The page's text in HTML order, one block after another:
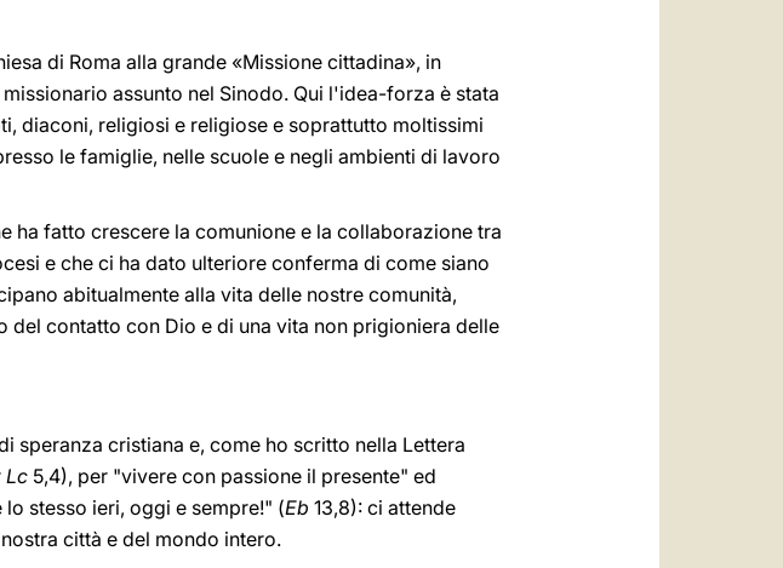
di Roma alla grande «Missione cittadina», in
assunto nel Sinodo. Qui l'idea-forza è stata
diaconi, religiosi e religiose e soprattutto moltissimi
le famiglie, nelle scuole e negli ambienti di lavoro
ha fatto crescere la comunione e la collaborazione tra
e che ci ha dato ulteriore conferma di come siano
abitualmente alla vita delle nostre comunità,
contatto con Dio e di una vita non prigioniera delle
speranza cristiana e, come ho scritto nella Lettera
Lc 5,4), per "vivere con passione il presente" ed
stesso ieri, oggi e sempre!" (Eb 13,8): ci attende
città e del mondo intero.